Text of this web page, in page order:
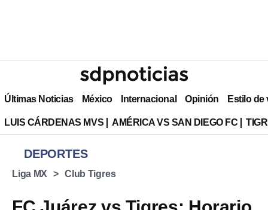
Últimas Noticias México Internacional Opinión Estilo de
LUIS CÁRDENAS MVS AMÉRICA VS SAN DIEGO FC
DEPORTES
Liga MX Club Tigres